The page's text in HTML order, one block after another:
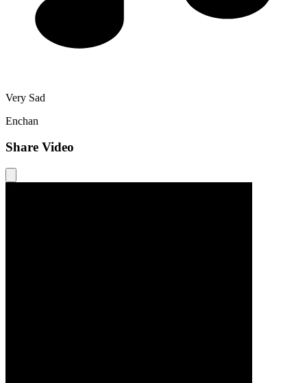
Very Sad
Enchan
Share Video